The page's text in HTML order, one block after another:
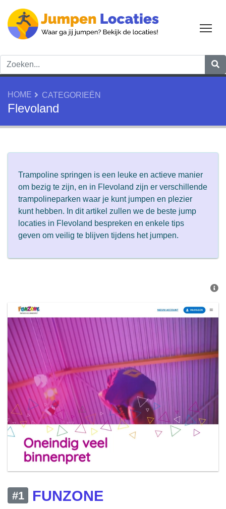
HOME CATEGORIEËN
Flevoland
Trampoline springen is een leuke en actieve manier
om bezig te zijn, en in Flevoland zijn er verschillende
trampolineparken waar je kunt jumpen en plezier
kunt hebben. In dit artikel zullen we de beste jump
locaties in Flevoland bespreken en enkele tips
geven om veilig te blijven tijdens het jumpen.
#1
FUNZONE